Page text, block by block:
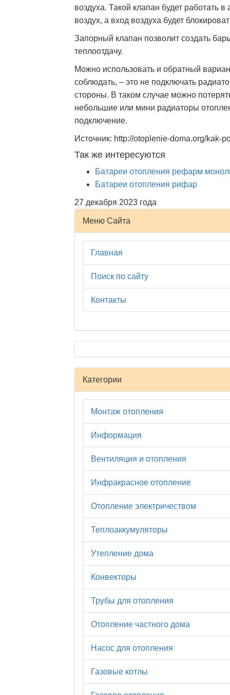
воздуха. Такой клапан будет работать
воздух, а вход воздуха будет
Запорный клапан позволит создать
теплоотдачу.
Можно использовать и обратный
соблюдать, – это не подключать
стороны. В таком случае можно
небольшие или мини радиаторы
подключение.
Источник: http://otoplenie-doma.org/kak-
Так же интересуются
Батареи отопления рефарм
Батареи отопления рифар
27 декабря 2023 года
Меню Сайта
Главная
Поиск по сайту
Контакты
Категории
Монтаж отопления
Информация
Вентиляция и отопления
Инфракрасное отопление
Отопление электричеством
Теплоаккумуляторы
Утепление дома
Конвекторы
Трубы для отопления
Отопление частного дома
Насос для отопления
Газовые котлы